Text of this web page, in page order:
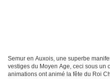
Semur en Auxois, une superbe
vestiges du Moyen Age, ceci sous un
animations ont animé la fête du Roi